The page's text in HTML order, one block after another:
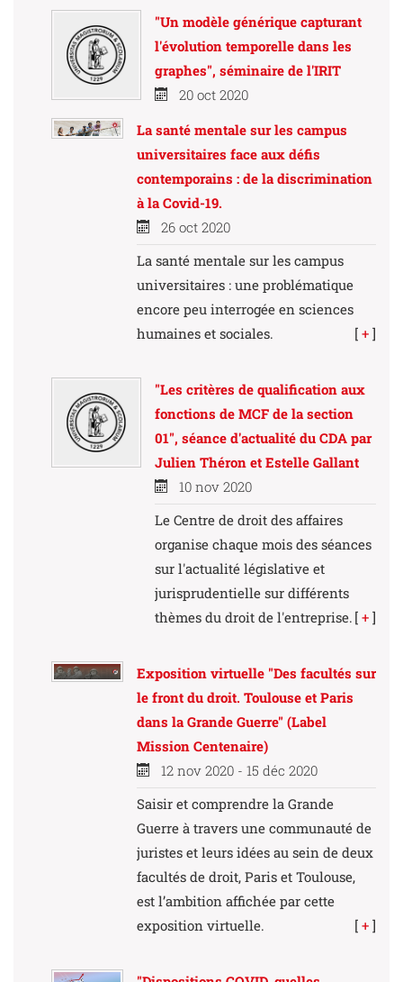
"Un modèle générique capturant
l'évolution temporelle dans les
graphes", séminaire de l'IRIT
20 oct 2020
La santé mentale sur les campus
universitaires face aux défis
contemporains : de la discrimination
à la Covid-19.
26 oct 2020
La santé mentale sur les campus
universitaires : une problématique
encore peu interrogée en sciences
humaines et sociales.
[ + ]
"Les critères de qualification aux
fonctions de MCF de la section
01", séance d'actualité du CDA par
Julien Théron et Estelle Gallant
10 nov 2020
Le Centre de droit des affaires
organise chaque mois des séances
sur l'actualité législative et
jurisprudentielle sur différents
thèmes du droit de l'entreprise. [ + ]
Exposition virtuelle "Des facultés sur
le front du droit. Toulouse et Paris
dans la Grande Guerre" (Label
Mission Centenaire)
12 nov 2020 - 15 déc 2020
Saisir et comprendre la Grande
Guerre à travers une communauté de
juristes et leurs idées au sein de deux
facultés de droit, Paris et Toulouse,
est l’ambition affichée par cette
exposition virtuelle.
[ + ]